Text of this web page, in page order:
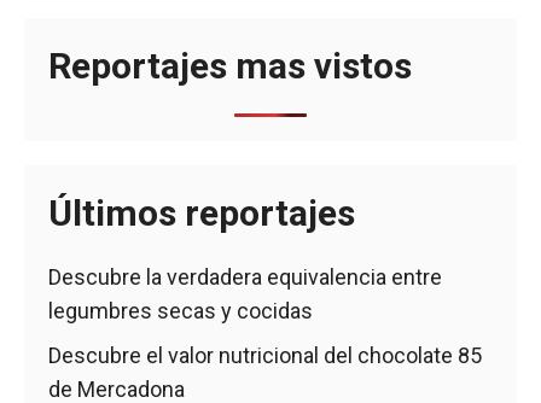
Reportajes mas vistos
Últimos reportajes
Descubre la verdadera equivalencia entre
legumbres secas y cocidas
Descubre el valor nutricional del chocolate 85
de Mercadona